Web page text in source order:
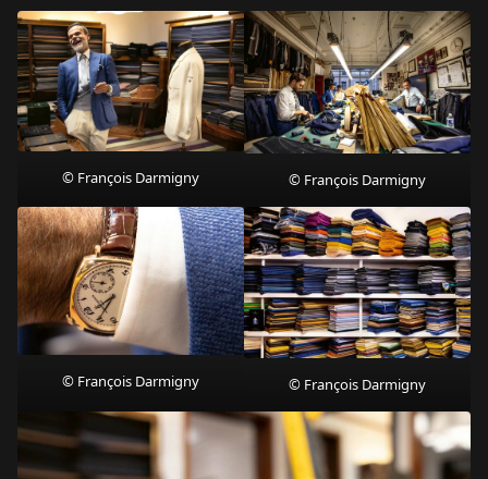
© François Darmigny © François Darmigny
© François Darmigny © François Darmigny